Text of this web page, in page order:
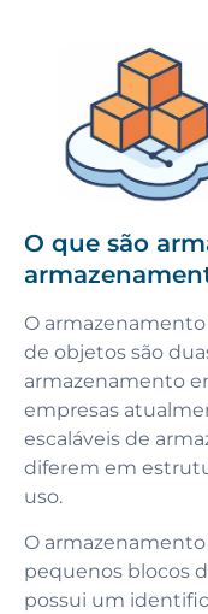
O que são
O
de objetos são
armazenamento
empresas
escaláveis de
diferem em
uso.
O
pequenos blocos
possui um